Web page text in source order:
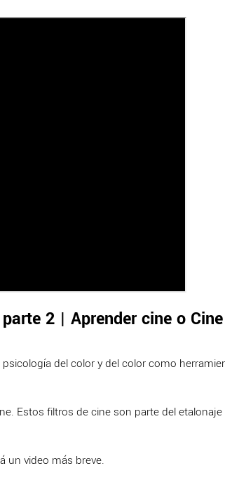
2 | Aprender cine o Cine
del color y del color como
Estos filtros de cine son parte del etalonaje
un video más breve.